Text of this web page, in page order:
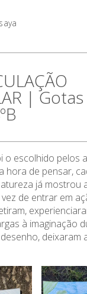
Apoio
|
o escolhido pelos
hora de pensar,
já mostrou
de entrar em
à imaginação
deixaram